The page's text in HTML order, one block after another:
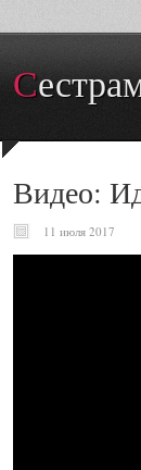
Видео:
11 июля 2017